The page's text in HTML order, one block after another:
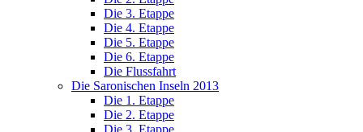
Die 3. Etappe
Die 4. Etappe
Die 5. Etappe
Die 6. Etappe
Die Flussfahrt
Die Saronischen Inseln 2013
Die 1. Etappe
Die 2. Etappe
Die 3. Etappe